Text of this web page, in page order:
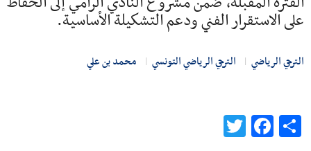
على الاستقرار الفني ودعم التشكيلة الأساسية.
الترجي الرياضي الترجي الرياضي التونسي محمد بن علي
Share
Facebook